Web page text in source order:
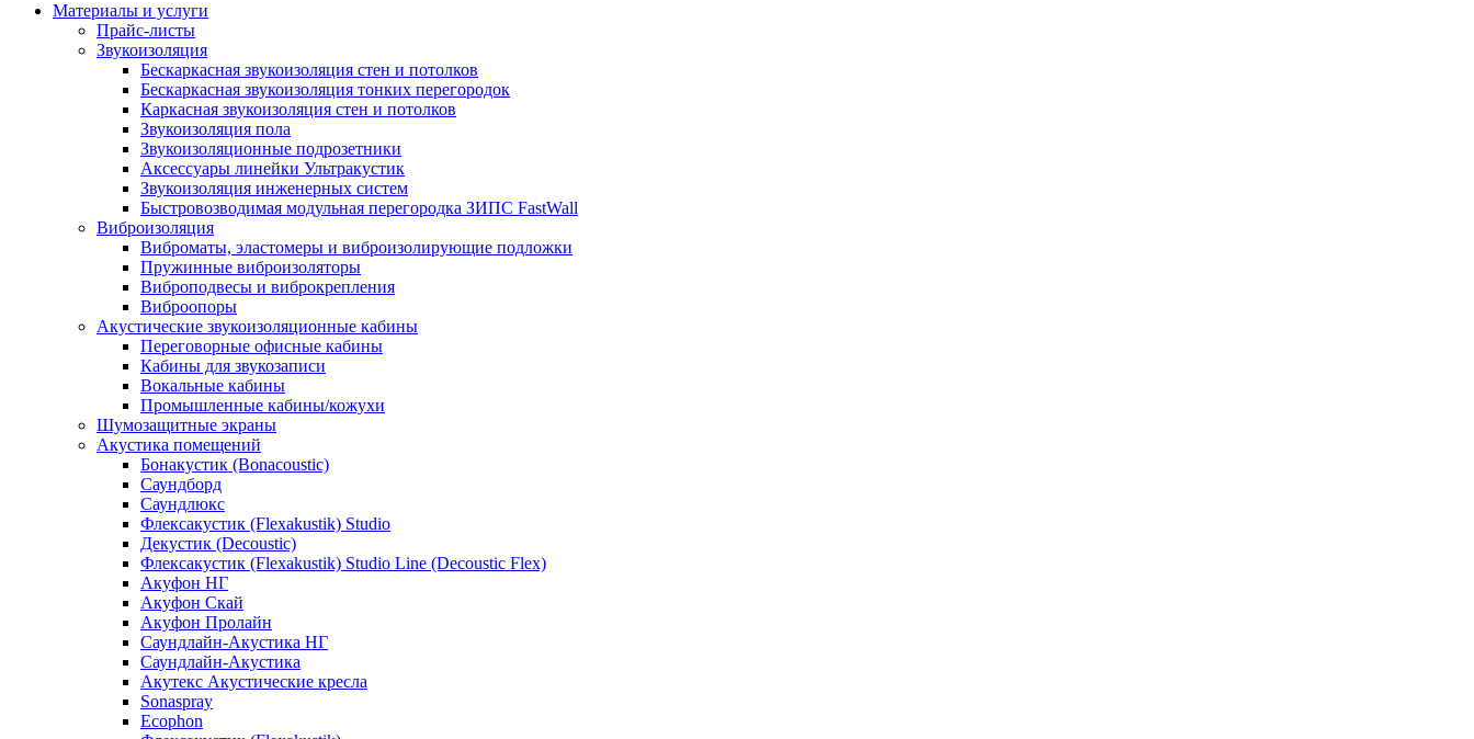
Материалы и услуги
Прайс-листы
Звукоизоляция
Бескаркасная звукоизоляция стен и потолков
Бескаркасная звукоизоляция тонких перегородок
Каркасная звукоизоляция стен и потолков
Звукоизоляция пола
Звукоизоляционные подрозетники
Аксессуары линейки Ультракустик
Звукоизоляция инженерных систем
Быстровозводимая модульная перегородка ЗИПС FastWall
Виброизоляция
Виброматы, эластомеры и виброизолирующие подложки
Пружинные виброизоляторы
Виброподвесы и виброкрепления
Виброопоры
Акустические звукоизоляционные кабины
Переговорные офисные кабины
Кабины для звукозаписи
Вокальные кабины
Промышленные кабины/кожухи
Шумозащитные экраны
Акустика помещений
Бонакустик (Bonacoustic)
Саундборд
Саундлюкс
Флексакустик (Flexakustik) Studio
Декустик (Decoustic)
Флексакустик (Flexakustik) Studio Line (Decoustic Flex)
Акуфон НГ
Акуфон Скай
Акуфон Пролайн
Саундлайн-Акустика НГ
Саундлайн-Акустика
Акутекс Акустические кресла
Sonaspray
Ecophon